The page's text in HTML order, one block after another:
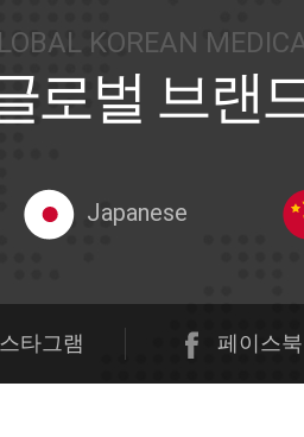
KOREAN
로벌 브랜
Japanese
타그램 페이스북